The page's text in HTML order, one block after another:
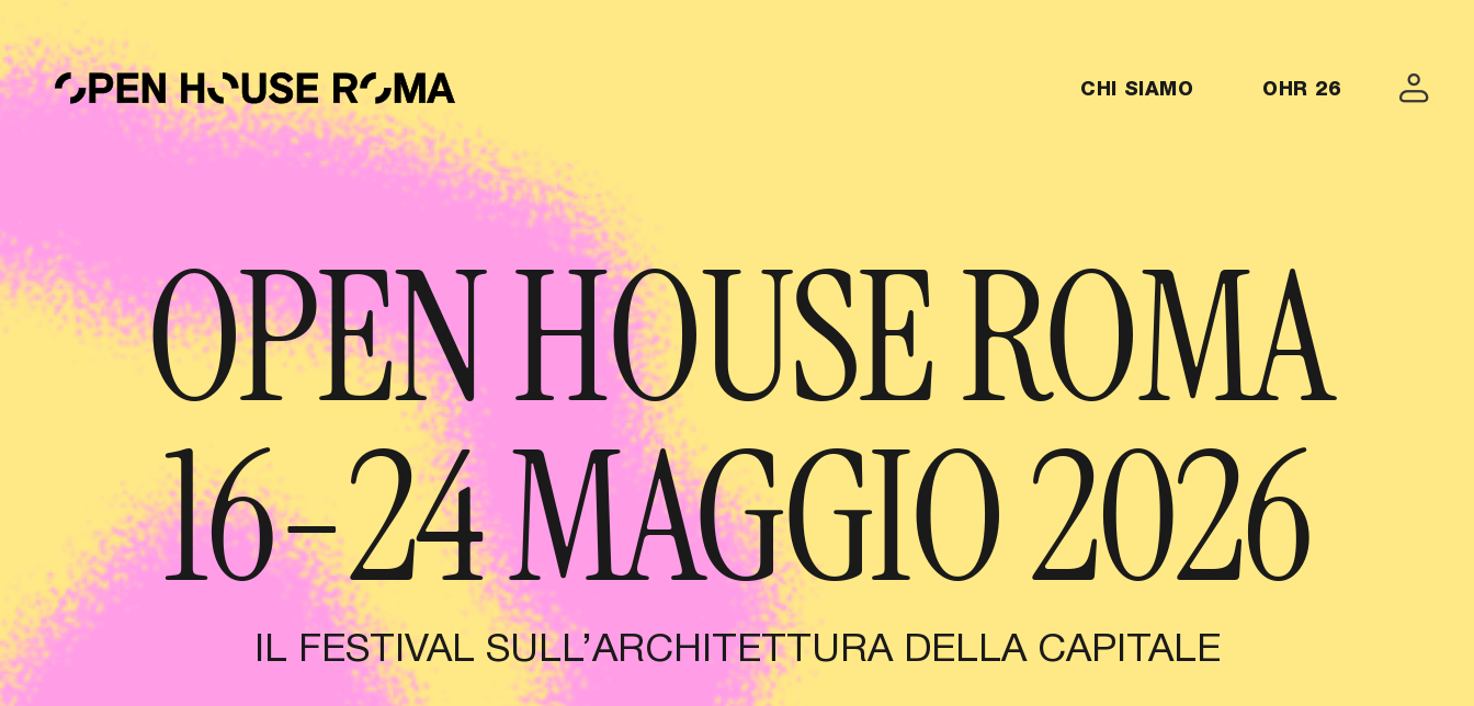
CHI SIAMO OHR 26
OPEN HOUSE ROMA
16-24 MAGGIO 2026
IL FESTIVAL SULL’ARCHITETTURA DELLA CAPITALE